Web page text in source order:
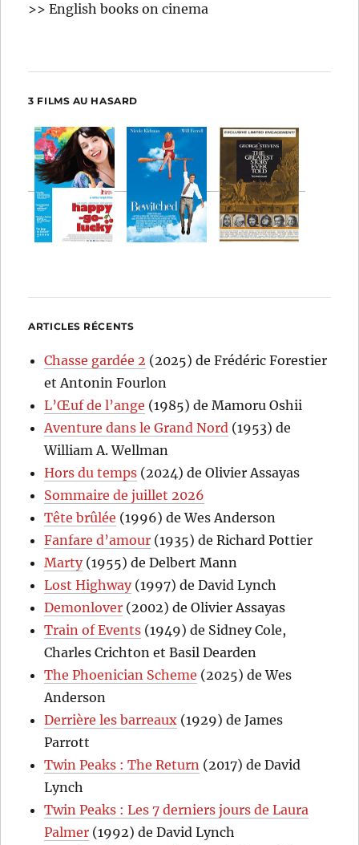
>> English books on cinema
3 FILMS AU HASARD
ARTICLES RÉCENTS
Chasse gardée 2 (2025) de Frédéric Forestier
et Antonin Fourlon
L’Œuf de l’ange (1985) de Mamoru Oshii
Aventure dans le Grand Nord (1953) de
William A. Wellman
Hors du temps (2024) de Olivier Assayas
Sommaire de juillet 2026
Tête brûlée (1996) de Wes Anderson
Fanfare d’amour (1935) de Richard Pottier
Marty(1955) de Delbert Mann
Lost Highway(1997) de David Lynch
Demonlover (2002) de Olivier Assayas
Train of Events (1949) de Sidney Cole,
Charles Crichton et Basil Dearden
The Phoenician Scheme (2025) de Wes
Anderson
Derrière les barreaux (1929) de James
Parrott
Twin Peaks : The Return (2017) de David
Lynch
Twin Peaks : Les 7 derniers jours de Laura
Palmer (1992) de David Lynch